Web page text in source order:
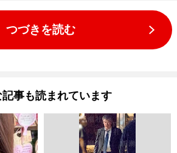
つづきを読む
記事も読まれています